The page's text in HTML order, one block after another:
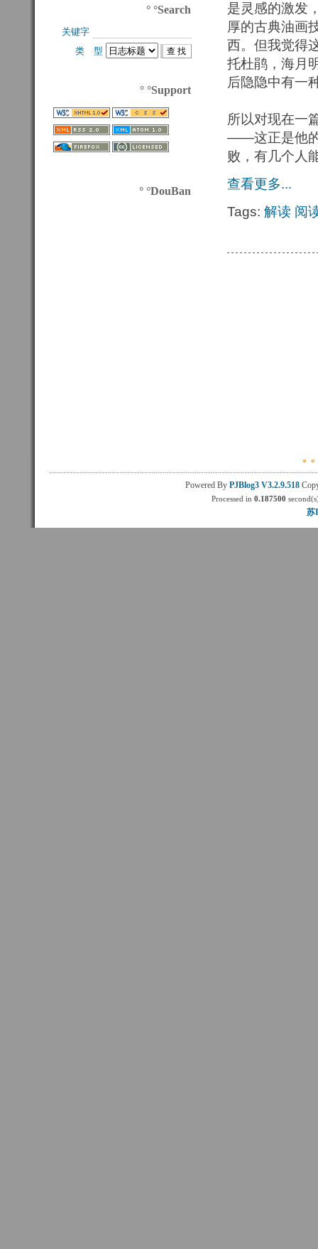
是灵感的激发
厚的古典油画
西。但我觉得
托杜鹃，海月
后隐隐中有一
所以对现在一
——这正是他
败，有几个人
查看更多...
Tags: 解读 阅
° °Search
关键字
类 型
° °Support
° °DouBan
Powered By PJBlog3 V3.2.9.518
Processed in0.187500
苏